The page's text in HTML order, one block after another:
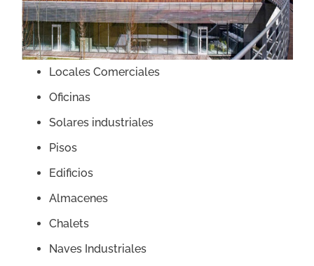
Locales Comerciales
Oficinas
Solares industriales
Pisos
Edificios
Almacenes
Chalets
Naves Industriales